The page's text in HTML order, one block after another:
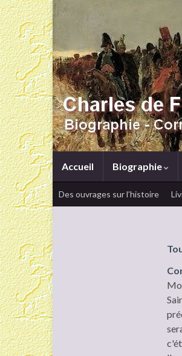
Accueil Biographie
Des ouvrages sur l’histoire